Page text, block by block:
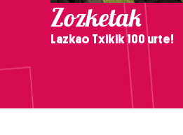
Zozketak
Lazkao Txikik 100 urte!